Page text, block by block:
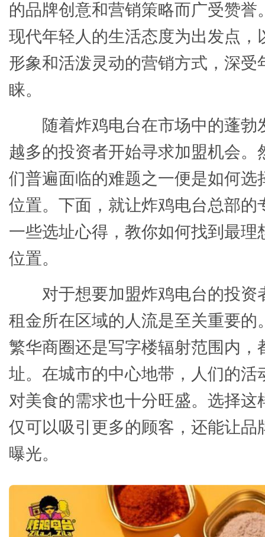
的品牌创意和营销策略而广受赞誉
现代年轻人的生活态度为出发点，
形象和活泼灵动的营销方式，深受
睐。
随着炸鸡电台在市场中的蓬勃
越多的投资者开始寻求加盟机会。
们普遍面临的难题之一便是如何选
位置。下面，就让炸鸡电台总部的
一些选址心得，教你如何找到最理
位置。
对于想要加盟炸鸡电台的投资
租金所在区域的人流是至关重要的
繁华商圈还是写字楼辐射范围内，
址。在城市的中心地带，人们的活
对美食的需求也十分旺盛。选择这
仅可以吸引更多的顾客，还能让品
曝光。